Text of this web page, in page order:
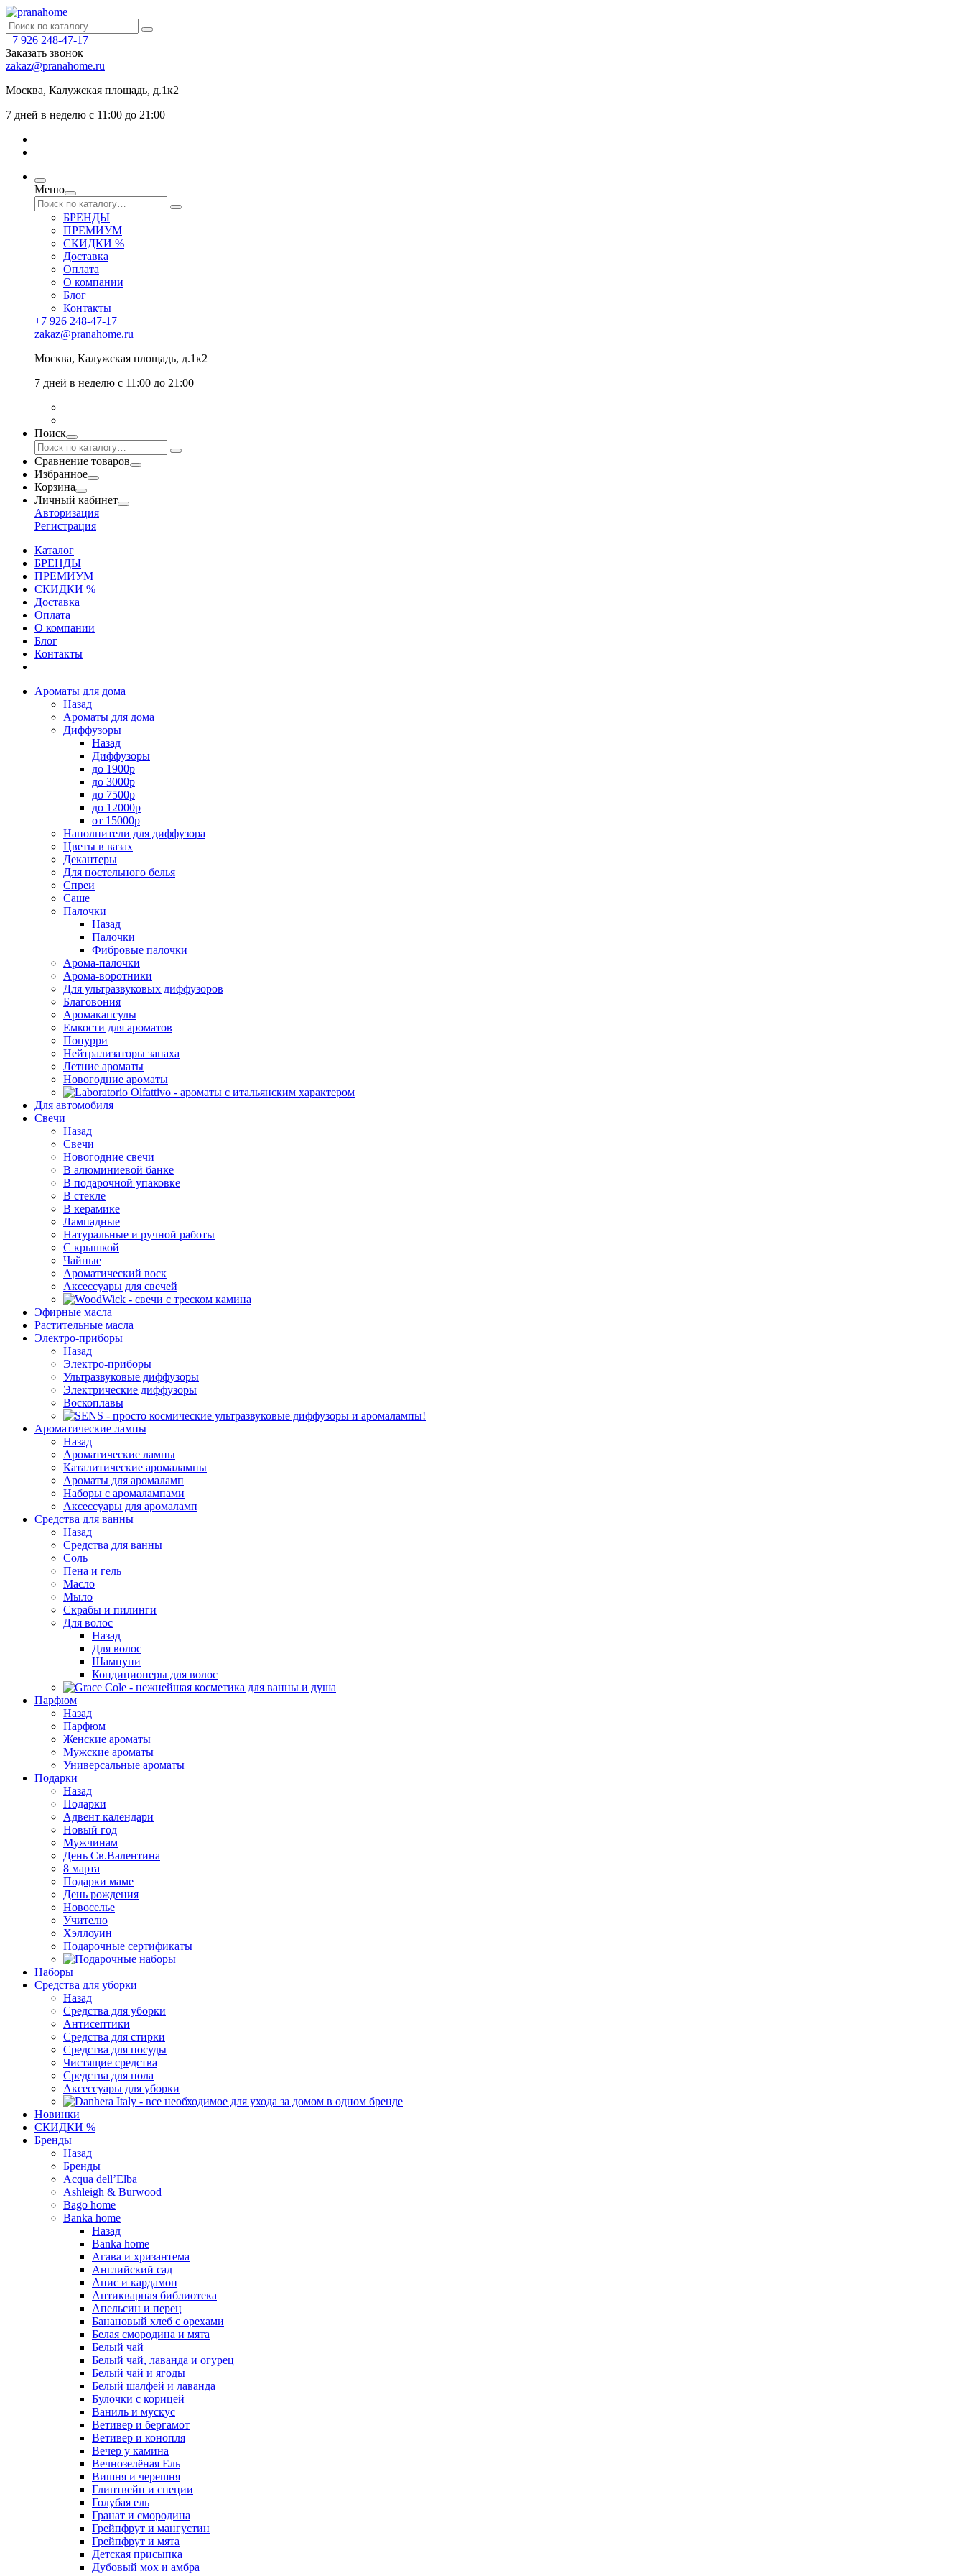
+7 926 248-47-17
Заказать звонок
zakaz@pranahome.ru
Москва, Калужская площадь, д.1к2
7 дней в неделю с 11:00 до 21:00
Меню
БРЕНДЫ
ПРЕМИУМ
СКИДКИ %
Доставка
Оплата
О компании
Блог
Контакты
+7 926 248-47-17
zakaz@pranahome.ru
Москва, Калужская площадь, д.1к2
7 дней в неделю с 11:00 до 21:00
Поиск
Сравнение товаров
Избранное
Корзина
Личный кабинет
Авторизация
Регистрация
Каталог
БРЕНДЫ
ПРЕМИУМ
СКИДКИ %
Доставка
Оплата
О компании
Блог
Контакты
Ароматы для дома
Назад
Ароматы для дома
Диффузоры
Назад
Диффузоры
до 1900р
до 3000р
до 7500р
до 12000р
от 15000р
Наполнители для диффузора
Цветы в вазах
Декантеры
Для постельного белья
Спреи
Саше
Палочки
Назад
Палочки
Фибровые палочки
Арома-палочки
Арома-воротники
Для ультразвуковых диффузоров
Благовония
Аромакапсулы
Емкости для ароматов
Попурри
Нейтрализаторы запаха
Летние ароматы
Новогодние ароматы
Для автомобиля
Свечи
Назад
Свечи
Новогодние свечи
В алюминиевой банке
В подарочной упаковке
В стекле
В керамике
Лампадные
Натуральные и ручной работы
С крышкой
Чайные
Ароматический воск
Аксессуары для свечей
Эфирные масла
Растительные масла
Электро-приборы
Назад
Электро-приборы
Ультразвуковые диффузоры
Электрические диффузоры
Воскоплавы
Ароматические лампы
Назад
Ароматические лампы
Каталитические аромалампы
Ароматы для аромаламп
Наборы с аромалампами
Аксессуары для аромаламп
Средства для ванны
Назад
Средства для ванны
Соль
Пена и гель
Масло
Мыло
Скрабы и пилинги
Для волос
Назад
Для волос
Шампуни
Кондиционеры для волос
Парфюм
Назад
Парфюм
Женские ароматы
Мужские ароматы
Универсальные ароматы
Подарки
Назад
Подарки
Адвент календари
Новый год
Мужчинам
День Св.Валентина
8 марта
Подарки маме
День рождения
Новоселье
Учителю
Хэллоуин
Подарочные сертификаты
Наборы
Средства для уборки
Назад
Средства для уборки
Антисептики
Средства для стирки
Средства для посуды
Чистящие средства
Средства для пола
Аксессуары для уборки
Новинки
СКИДКИ %
Бренды
Назад
Бренды
Acqua dell’Elba
Ashleigh & Burwood
Bago home
Banka home
Назад
Banka home
Агава и хризантема
Английский сад
Анис и кардамон
Антикварная библиотека
Апельсин и перец
Банановый хлеб с орехами
Белая смородина и мята
Белый чай
Белый чай, лаванда и огурец
Белый чай и ягоды
Белый шалфей и лаванда
Булочки с корицей
Ваниль и мускус
Ветивер и бергамот
Ветивер и конопля
Вечер у камина
Вечнозелёная Ель
Вишня и черешня
Глинтвейн и специи
Голубая ель
Гранат и смородина
Грейпфрут и мангустин
Грейпфрут и мята
Детская присыпка
Дубовый мох и амбра